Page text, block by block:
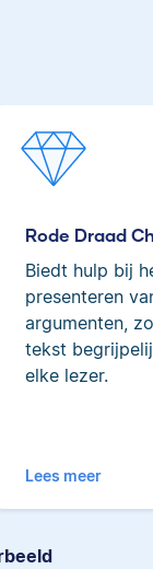
Rode Draad
Biedt hulp bij
presenteren
argumenten,
tekst
elke lezer.
Lees meer
heeft Engels
is docent
en heeft
editor al
dan 600